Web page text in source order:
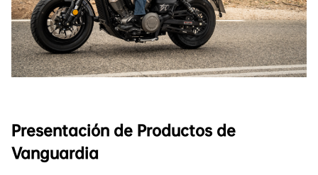
Presentación de Productos de
Vanguardia